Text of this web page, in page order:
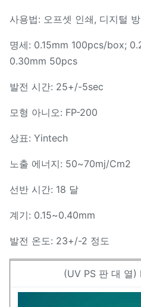
사용법: 오프셋 인쇄, 디지털
명세: 0.15mm 100pcs/box;
0.30mm 50pcs
발전 시간: 25+/-5sec
모형 아니오: FP-200
상표: Yintech
노출 에너지: 50~70mj/Cm2
선반 시간: 18 달
계기: 0.15~0.40mm
발전 온도: 23+/-2 정도
(UV PS 판 대 열)